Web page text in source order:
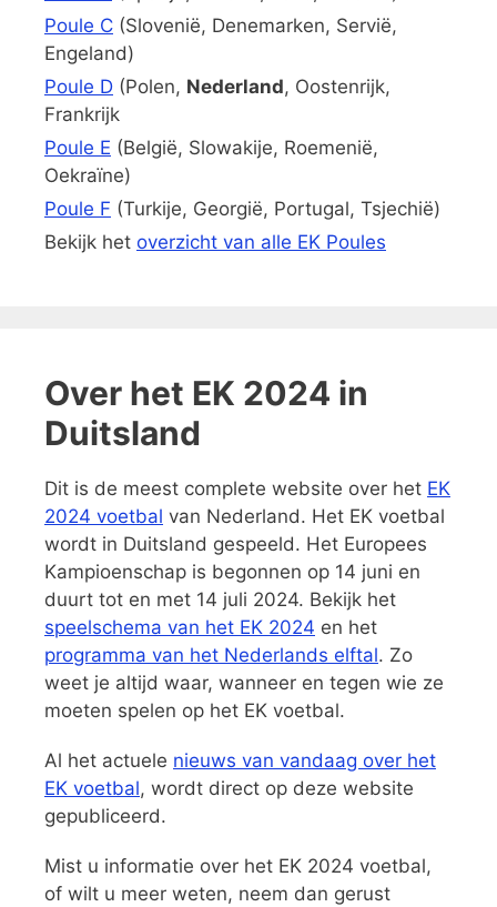
Poule C (Slovenië, Denemarken, Servië,
Engeland)
Poule D (Polen, Nederland, Oostenrijk,
Frankrijk
Poule E (België, Slowakije, Roemenië,
Oekraïne)
Poule F (Turkije, Georgië, Portugal, Tsjechië)
Bekijk het overzicht van alle EK Poules
Over het EK 2024 in
Duitsland
Dit is de meest complete website over het EK
2024 voetbal van Nederland. Het EK voetbal
wordt in Duitsland gespeeld. Het Europees
Kampioenschap is begonnen op 14 juni en
duurt tot en met 14 juli 2024. Bekijk het
speelschema van het EK 2024 en het
programma van het Nederlands elftal. Zo
weet je altijd waar, wanneer en tegen wie ze
moeten spelen op het EK voetbal.
Al het actuele nieuws van vandaag over het
EK voetbal, wordt direct op deze website
gepubliceerd.
Mist u informatie over het EK 2024 voetbal,
of wilt u meer weten, neem dan gerust